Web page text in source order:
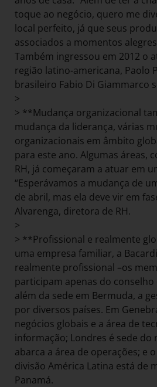
toque ao negócio, quero me
local perfeito, já que seus
associados a momentos
Também ingressou em 2012 o
região latino-americana, Paolo
brasileiro Fabio Di Giammarco
>
> **Mudança organizacional
mudança da liderança, várias
organizacionais em âmbito
para este ano. Algumas áreas,
RH, já começaram a atuar em
“Esperávamos a mudança de
de abril, mas ela deve vir em
Alvarenga, diretora de RH.
>
> **Profissional e realmente
uma empresa familiar, a
realmente profissional –os
participam apenas do conselho
além da sede em Bermuda, a
por diversos países. Em
negócios globais e a área de
informação; Londres é sede do
abarca a área de operações; e
divisão América Latina está de
Panamá.